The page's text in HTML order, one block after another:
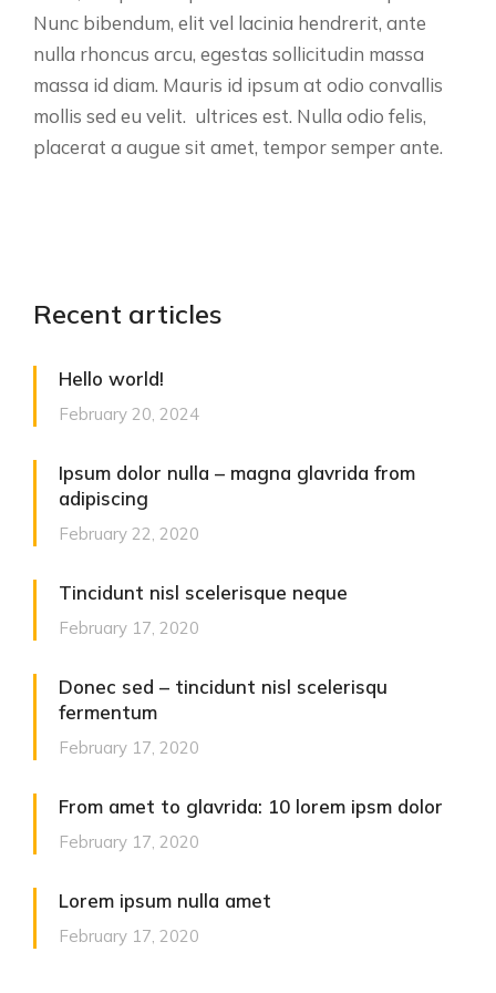
Nunc bibendum, elit vel lacinia hendrerit, ante
nulla rhoncus arcu, egestas sollicitudin massa
massa id diam. Mauris id ipsum at odio convallis
mollis sed eu velit. ultrices est. Nulla odio felis,
placerat a augue sit amet, tempor semper ante.
Recent articles
Hello world!
February 20, 2024
Ipsum dolor nulla – magna glavrida from
adipiscing
February 22, 2020
Tincidunt nisl scelerisque neque
February 17, 2020
Donec sed – tincidunt nisl scelerisqu
fermentum
February 17, 2020
From amet to glavrida: 10 lorem ipsm dolor
February 17, 2020
Lorem ipsum nulla amet
February 17, 2020